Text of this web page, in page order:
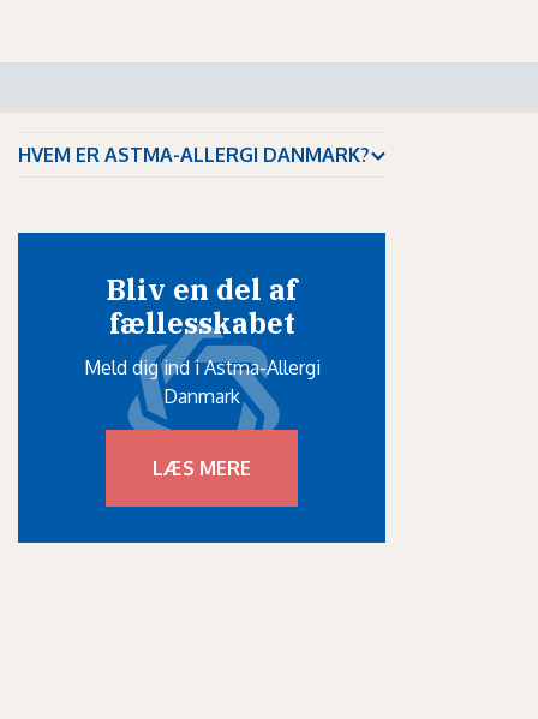
HVEM ER ASTMA-ALLERGI DANMARK?
Bliv en del af
fællesskabet
Meld dig ind i Astma-Allergi
Danmark
LÆS MERE